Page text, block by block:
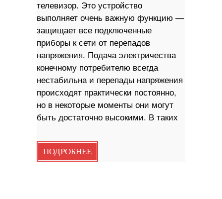
телевизор. Это устройство
выполняет очень важную функцию —
защищает все подключенные
приборы к сети от перепадов
напряжения. Подача электричества
конечному потребителю всегда
нестабильна и перепады напряжения
происходят практически постоянно,
но в некоторые моменты они могут
быть достаточно высокими. В таких
ПОДРОБНЕЕ